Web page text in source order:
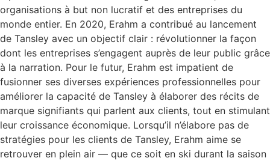
organisations à but non lucratif et des entreprises du
monde entier. En 2020, Erahm a contribué au lancement
de Tansley avec un objectif clair : révolutionner la façon
dont les entreprises s’engagent auprès de leur public grâce
à la narration. Pour le futur, Erahm est impatient de
fusionner ses diverses expériences professionnelles pour
améliorer la capacité de Tansley à élaborer des récits de
marque signifiants qui parlent aux clients, tout en stimulant
leur croissance économique. Lorsqu’il n’élabore pas de
stratégies pour les clients de Tansley, Erahm aime se
retrouver en plein air — que ce soit en ski durant la saison